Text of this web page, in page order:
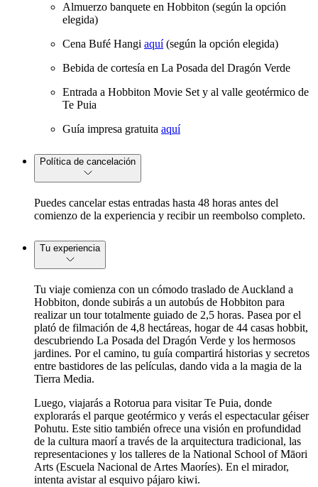
Almuerzo banquete en Hobbiton (según la opción
elegida)
Cena Bufé Hangi aquí(según la opción elegida)
Bebida de cortesía en La Posada del Dragón Verde
Entrada a Hobbiton Movie Set y al valle geotérmico de
Te Puia
Guía impresa gratuita aquí
Política de cancelación
Puedes cancelar estas entradas hasta 48 horas antes del
comienzo de la experiencia y recibir un reembolso completo.
Tu experiencia
Tu viaje comienza con un cómodo traslado de Auckland a
Hobbiton, donde subirás a un autobús de Hobbiton para
realizar un tour totalmente guiado de 2,5 horas. Pasea por el
plató de filmación de 4,8 hectáreas, hogar de 44 casas hobbit,
descubriendo La Posada del Dragón Verde y los hermosos
jardines. Por el camino, tu guía compartirá historias y secretos
entre bastidores de las películas, dando vida a la magia de la
Tierra Media.
Luego, viajarás a Rotorua para visitar Te Puia, donde
explorarás el parque geotérmico y verás el espectacular géiser
Pohutu. Este sitio también ofrece una visión en profundidad
de la cultura maorí a través de la arquitectura tradicional, las
representaciones y los talleres de la National School of Māori
Arts (Escuela Nacional de Artes Maoríes). En el mirador,
intenta avistar al esquivo pájaro kiwi.